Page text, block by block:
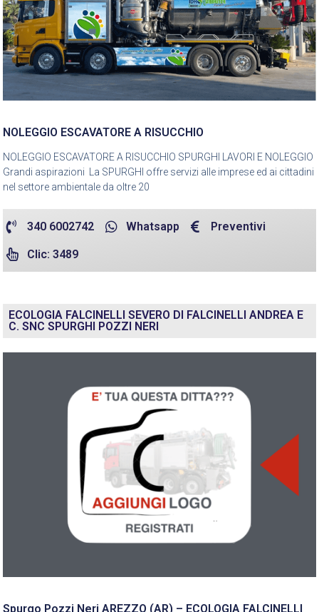
NOLEGGIO ESCAVATORE A RISUCCHIO
NOLEGGIO ESCAVATORE A RISUCCHIO SPURGHI LAVORI E NOLEGGIO
Grandi aspirazioni La SPURGHI offre servizi alle imprese ed ai cittadini
nel settore ambientale da oltre 20
340 6002742 Whatsapp Preventivi
Clic: 3489
ECOLOGIA FALCINELLI SEVERO DI FALCINELLI ANDREA E
C. SNC SPURGHI POZZI NERI
Spurgo Pozzi Neri AREZZO (AR) – ECOLOGIA FALCINELLI